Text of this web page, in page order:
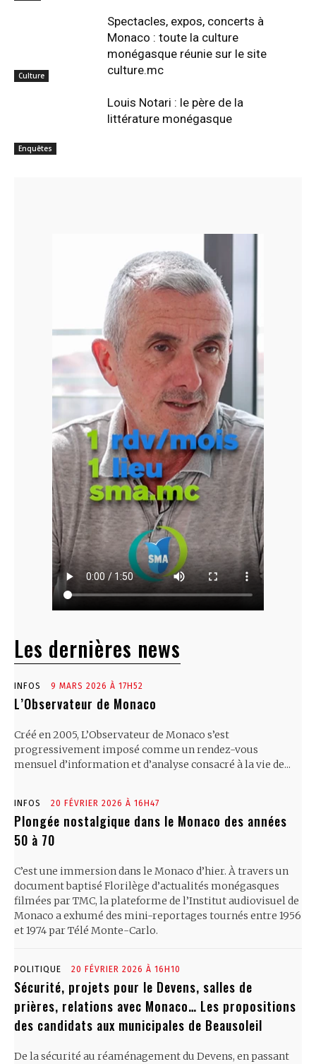
Culture
Spectacles, expos, concerts à
Monaco : toute la culture
monégasque réunie sur le site
culture.mc
Enquêtes
Louis Notari : le père de la
littérature monégasque
Les dernières news
INFOS 9 MARS 2026 À 17H52
L’Observateur de Monaco
Créé en 2005, L’Observateur de Monaco s’est
progressivement imposé comme un rendez-vous
mensuel d’information et d’analyse consacré à la vie de...
INFOS 20 FÉVRIER 2026 À 16H47
Plongée nostalgique dans le Monaco des années
50 à 70
C’est une immersion dans le Monaco d’hier. À travers un
document baptisé Florilège d’actualités monégasques
filmées par TMC, la plateforme de l’Institut audiovisuel de
Monaco a exhumé des mini-reportages tournés entre 1956
et 1974 par Télé Monte-Carlo.
POLITIQUE 20 FÉVRIER 2026 À 16H10
Sécurité, projets pour le Devens, salles de
prières, relations avec Monaco… Les propositions
des candidats aux municipales de Beausoleil
De la sécurité au réaménagement du Devens, en passant